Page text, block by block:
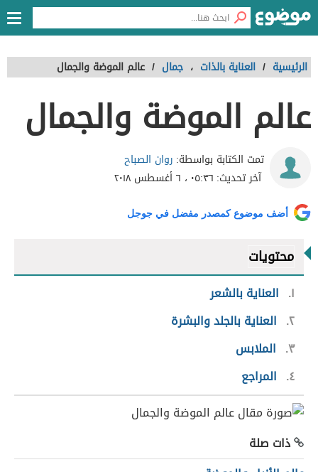
الرئيسية / العناية بالذات ، جمال / عالم الموضة والجمال
عالم الموضة والجمال
تمت الكتابة بواسطة: روان الصباح
آخر تحديث: ٠٥:٣٦ ، ٦ أغسطس ٢٠١٨
أضف موضوع كمصدر مفضل في جوجل
محتويات
١
العناية بالشعر
٢ العناية بالجلد والبشرة
٣
الملابس
٤
المراجع
ذات صلة